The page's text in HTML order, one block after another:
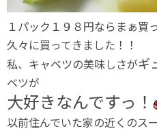
１パック１９８円ならまぁ買
久々に買ってきました！！
私、キャベツの美味しさがギ
ベツが
大好きなんですっ！
以前住んでいた家の近くのス